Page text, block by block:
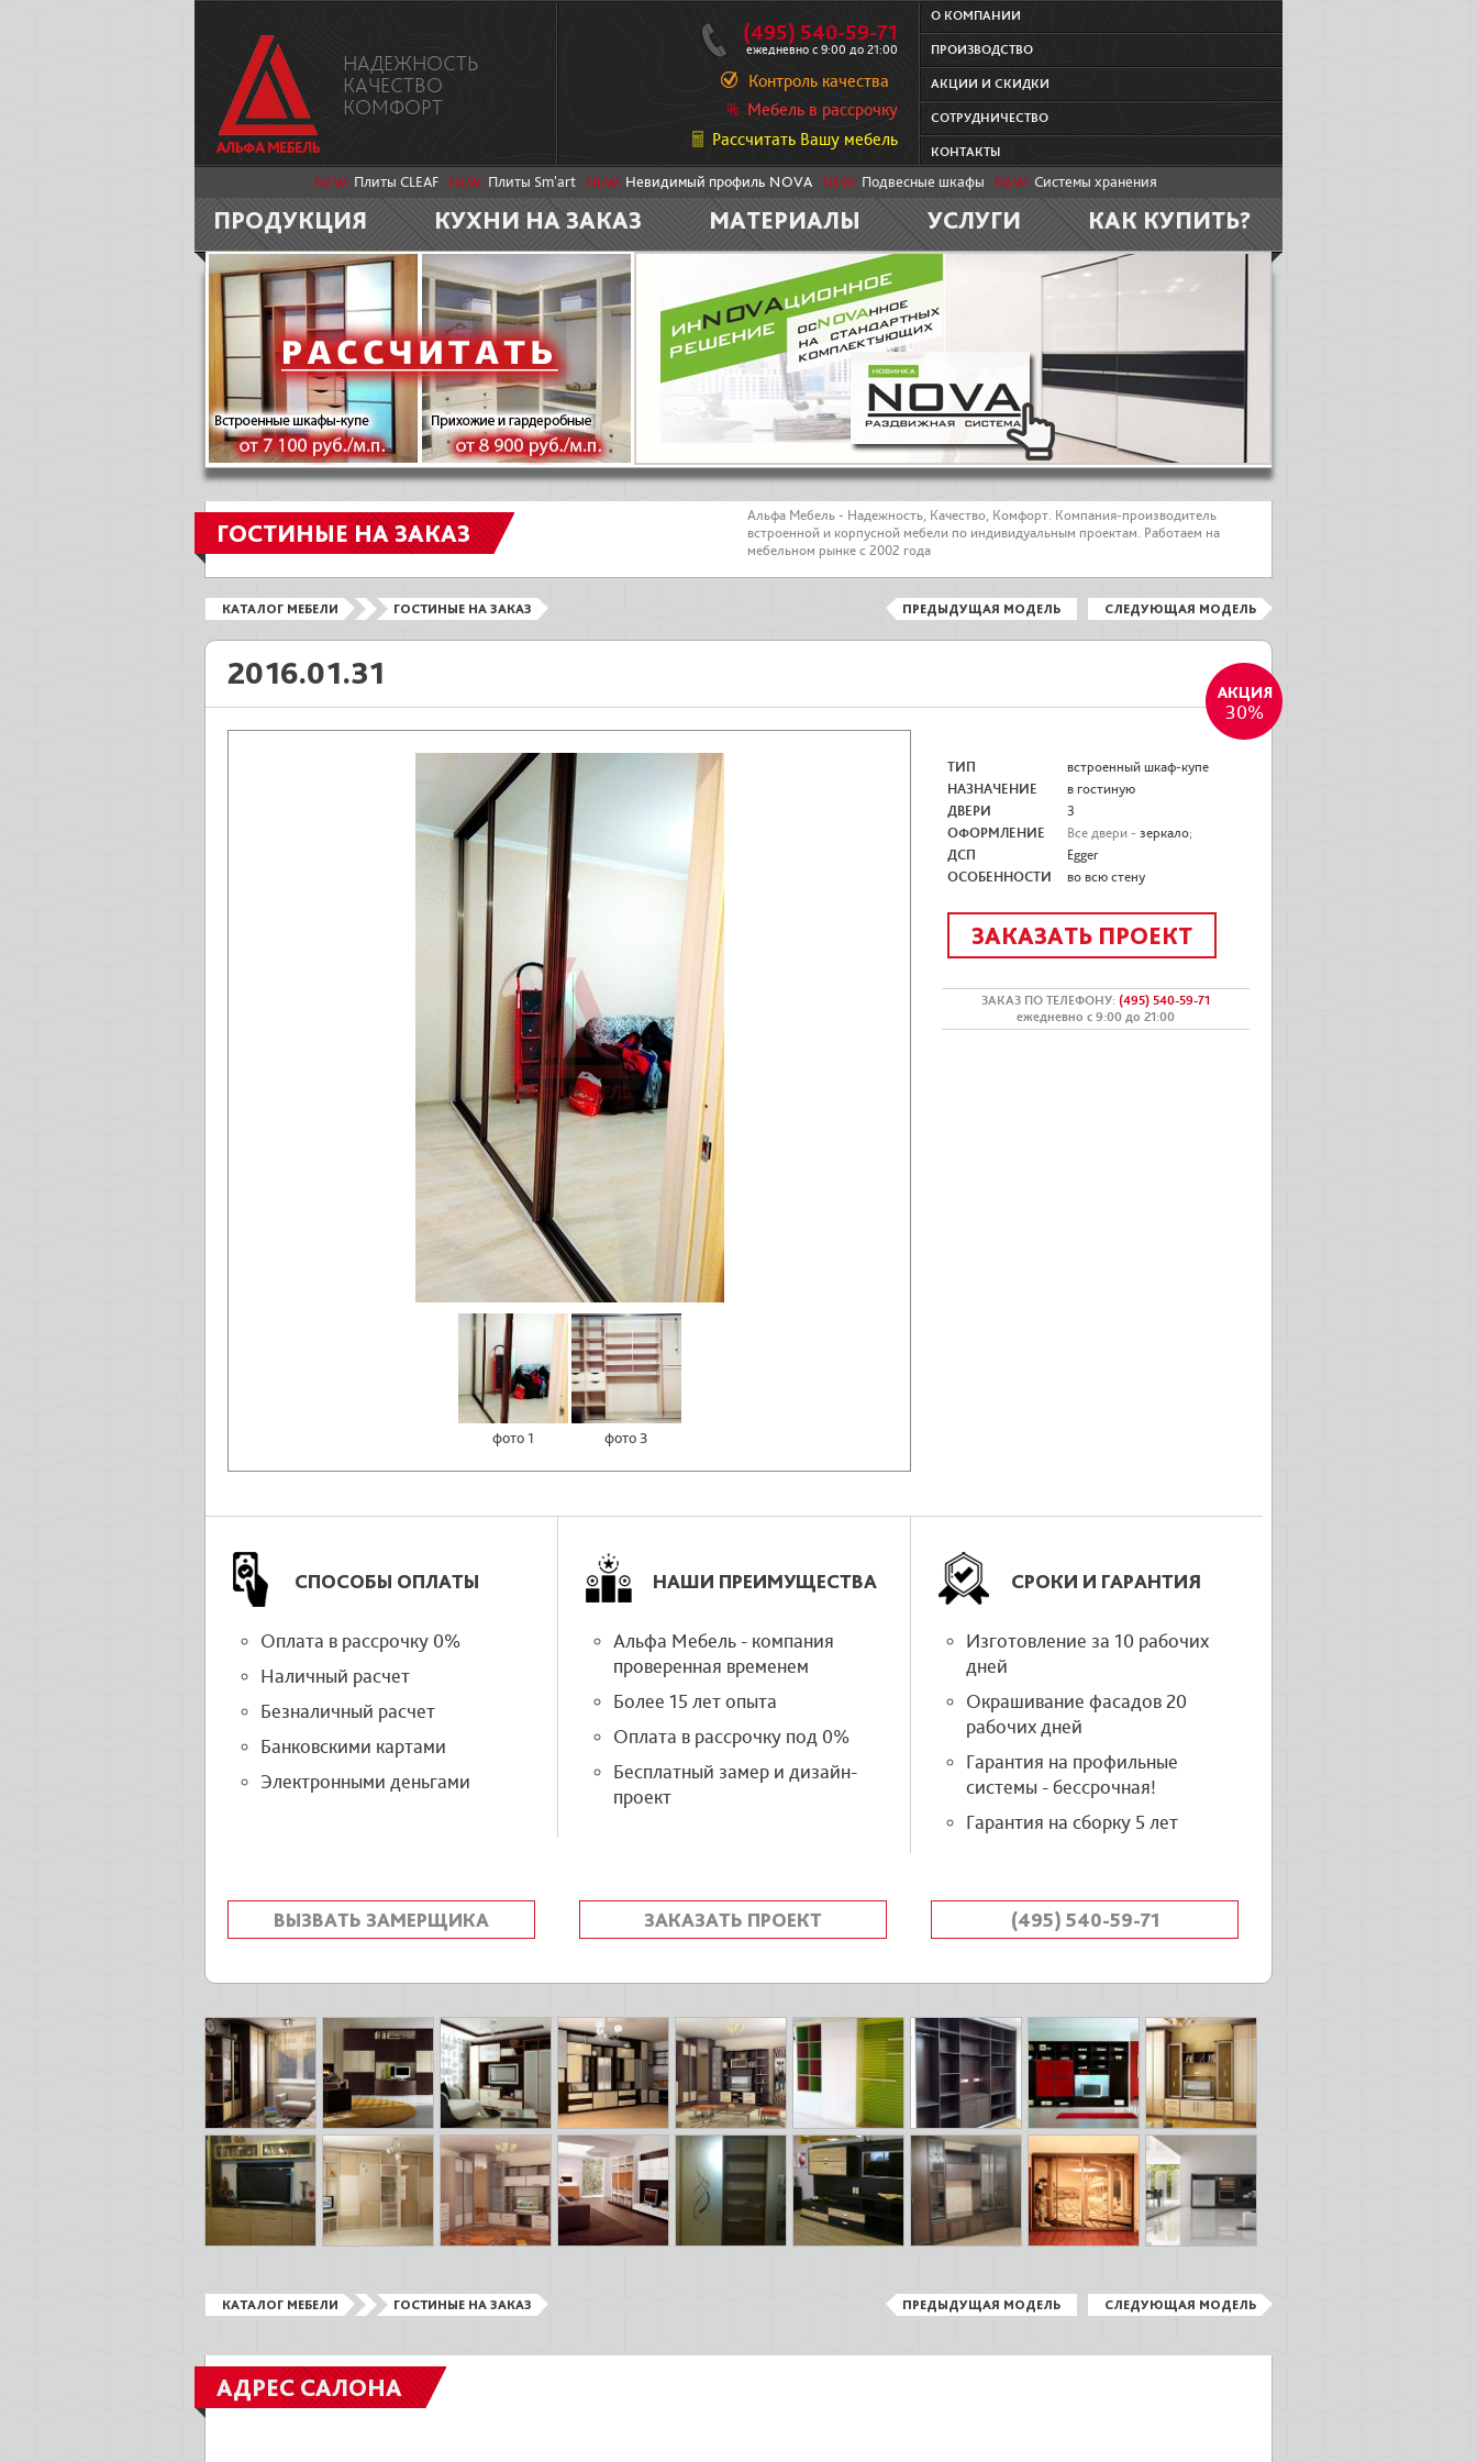
НАДЕЖНОСТЬ
КАЧЕСТВО
КОМФОРТ
(495) 540-59-71
ежедневно с 9:00 до 21:00
Контроль качества
Мебель в рассрочку
Рассчитать Вашу мебель
О КОМПАНИИ
ПРОИЗВОДСТВО
АКЦИИ И СКИДКИ
СОТРУДНИЧЕСТВО
КОНТАКТЫ
NEW: Плиты CLEAF NEW: Плиты Sm'art NEW: Невидимый профиль NOVA NEW: Подвесные шкафы NEW: Системы хранения
ПРОДУКЦИЯ КУХНИ НА ЗАКАЗ МАТЕРИАЛЫ УСЛУГИ КАК КУПИТЬ?
ГОСТИНЫЕ НА ЗАКАЗ
Альфа Мебель - Надежность, Качество, Комфорт. Компания-производитель
встроенной и корпусной мебели по индивидуальным проектам. Работаем на
мебельном рынке с 2002 года
КАТАЛОГ МЕБЕЛИ ГОСТИНЫЕ НА ЗАКАЗ ПРЕДЫДУЩАЯ МОДЕЛЬ СЛЕДУЮЩАЯ МОДЕЛЬ
2016.01.31
фото 1 фото 3
ТИП
встроенный шкаф-купе
НАЗНАЧЕНИЕ
в гостиную
ДВЕРИ
3
ОФОРМЛЕНИЕ
Все двери - зеркало;
ДСП
Egger
ОСОБЕННОСТИ
во всю стену
ЗАКАЗАТЬ ПРОЕКТ
ЗАКАЗ ПО ТЕЛЕФОНУ: (495) 540-59-71
ежедневно с 9:00 до 21:00
30%
СПОСОБЫ ОПЛАТЫ
Оплата в рассрочку 0%
Наличный расчет
Безналичный расчет
Банковскими картами
Электронными деньгами
НАШИ ПРЕИМУЩЕСТВА
Альфа Мебель - компания
проверенная временем
Более 15 лет опыта
Оплата в рассрочку под 0%
Бесплатный замер и дизайн-
проект
СРОКИ И ГАРАНТИЯ
Изготовление за 10 рабочих
дней
Окрашивание фасадов 20
рабочих дней
Гарантия на профильные
системы - бессрочная!
Гарантия на сборку 5 лет
ВЫЗВАТЬ ЗАМЕРЩИКА ЗАКАЗАТЬ ПРОЕКТ (495) 540-59-71
КАТАЛОГ МЕБЕЛИ ГОСТИНЫЕ НА ЗАКАЗ ПРЕДЫДУЩАЯ МОДЕЛЬ СЛЕДУЮЩАЯ МОДЕЛЬ
АДРЕС САЛОНА